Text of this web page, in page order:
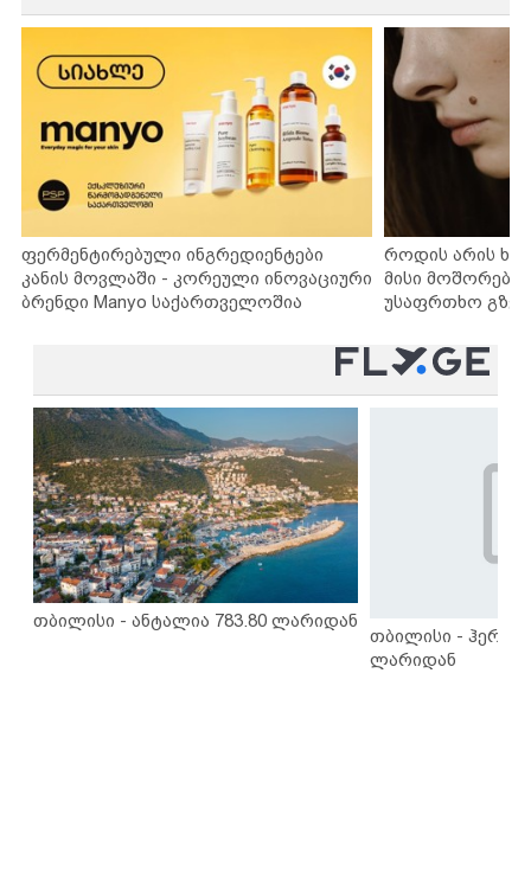
ფერმენტირებული ინგრედიენტები
კანის მოვლაში - კორეული ინოვაციური
ბრენდი Manyo საქართველოშია
როდის არის
მისი
უსაფრთხო
თბილისი - ანტალია 783.80 ლარიდან
თბილისი -
ლარიდან